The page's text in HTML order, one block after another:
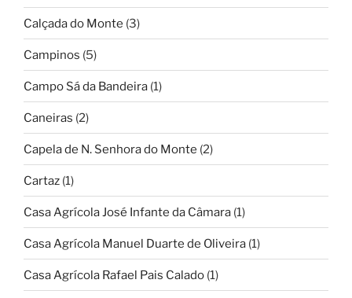
Calçada do Monte (3)
Campinos (5)
Campo Sá da Bandeira (1)
Caneiras (2)
Capela de N. Senhora do Monte (2)
Cartaz (1)
Casa Agrícola José Infante da Câmara (1)
Casa Agrícola Manuel Duarte de Oliveira (1)
Casa Agrícola Rafael Pais Calado (1)